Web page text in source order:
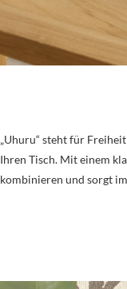
„Uhuru“ steht für
Ihren Tisch. Mit einem
kombinieren und sorgt